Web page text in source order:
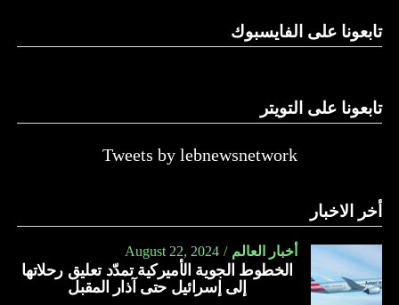
للإنسان، إذ يمتلك فوائد لا حصر لها، بداية من طعمه اللذيذ وحتى
قدرته على علاج الكثير من الأمراض. هذا وتتعدّد أنواع العسل
حيث يعدّ العسل بمثابة علاج لكل مرض. وفي الآتي فوائد عسل
يعالج النحافة بمساهمته في زيادة الوزن.
يحمي الجهاز الهضمي من الأمراض المختلفة.
يقلّل من آلام القولون العصبي.
تابعونا على الفايسبوك
تابعونا على التويتر
Tweets by lebnewsnetwork
أخر الاخبار
أخبار العالم August 22, 2024
الخطوط الجوية الأميركية تمدّد تعليق رحلاتها
إلى إسرائيل حتى آذار المقبل